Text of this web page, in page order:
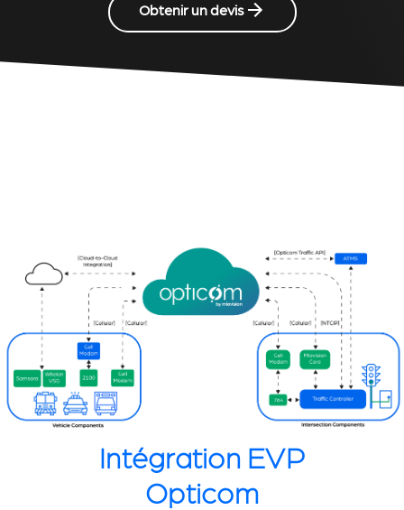
Obtenir un devis
Intégration EVP
Opticom